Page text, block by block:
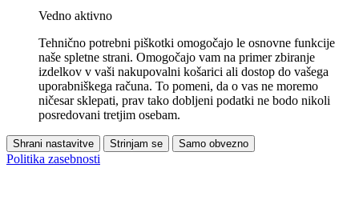
Vedno aktivno
Tehnično potrebni piškotki omogočajo le osnovne funkcije
naše spletne strani. Omogočajo vam na primer zbiranje
izdelkov v vaši nakupovalni košarici ali dostop do vašega
uporabniškega računa. To pomeni, da o vas ne moremo
ničesar sklepati, prav tako dobljeni podatki ne bodo nikoli
posredovani tretjim osebam.
Shrani nastavitve Strinjam se Samo obvezno
Politika zasebnosti